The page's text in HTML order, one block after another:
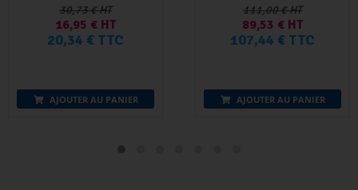
30,73 € HT
16,95 € HT
20,34 € TTC
AJOUTER AU PANIER
111,00 € HT
89,53 € HT
107,44 € TTC
AJOUTER AU PANIER